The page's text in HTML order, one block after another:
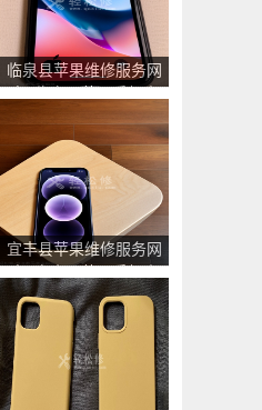
临泉县苹果维修服务网
点_临泉县苹果手机官
方授权售后维修中心地
址电话
宜丰县苹果维修服务网
点_宜丰县苹果手机官
方授权售后维修中心地
址电话